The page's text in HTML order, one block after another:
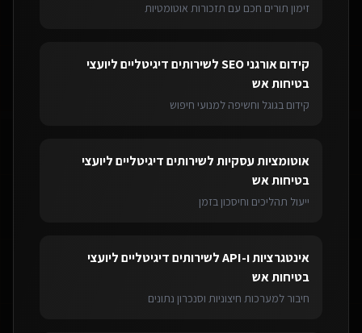
זימון תורים חכם עם תזכורות אוטומטיות
קידום אורגני SEO לשירותים דיגיטליים ליועצי
בטיחות אש
קידום בגוגל וחשיפה למנועי חיפוש
אוטומציות עסקיותלשירותים דיגיטליים ליועצי
בטיחות אש
ייעול תהליכים וחיסכון בזמן
אינטגרציות ו-API לשירותים דיגיטליים ליועצי
בטיחות אש
חיבור למערכות חיצוניות וסנכרון נתונים